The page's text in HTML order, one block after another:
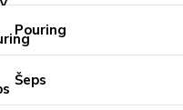
Pouring
Šeps